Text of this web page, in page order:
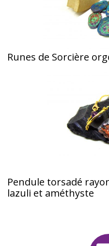
Runes de Sorcière
Pendule torsadé
lazuli et améthyste